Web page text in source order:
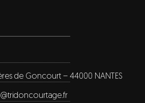
de Goncourt – 44000 NANTES